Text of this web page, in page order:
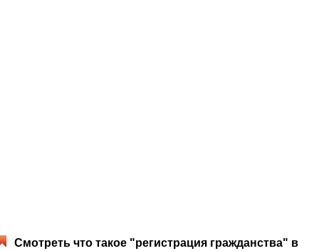
Смотреть что такое "регистрация гражданства" в